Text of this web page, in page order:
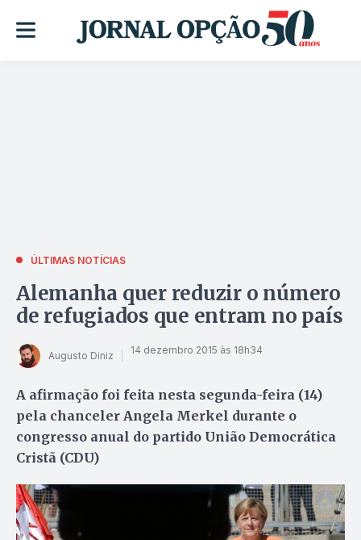
ÚLTIMAS NOTÍCIAS
Alemanha quer reduzir o número
de refugiados que entram no país
Augusto Diniz 14 dezembro 2015 às 18h34
A afirmação foi feita nesta segunda-feira (14)
pela chanceler Angela Merkel durante o
congresso anual do partido União Democrática
Cristã (CDU)